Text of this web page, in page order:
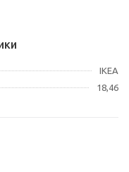
IKEA
18,46